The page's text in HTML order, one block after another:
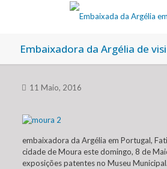
Embaixadora da Argélia de
11 Maio, 2016
embaixadora da Argélia em Portugal,
cidade de Moura este domingo, 8 de
exposições patentes no Museu Municipal.